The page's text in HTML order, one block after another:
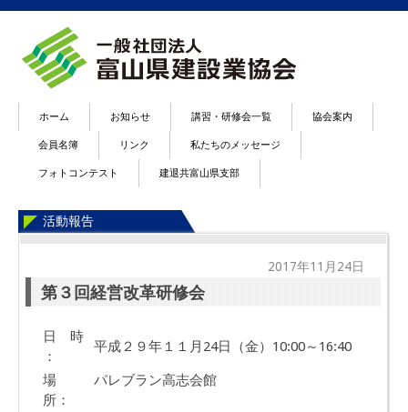
ホーム お知らせ 講習・研修会一覧 協会案内
会員名簿 リンク 私たちのメッセージ
フォトコンテスト 建退共富山県支部
活動報告
2017年11月24日
第３回経営改革研修会
日 時
：
平成２９年１１月24日（金）10:00～16:40
場
所：
パレブラン高志会館